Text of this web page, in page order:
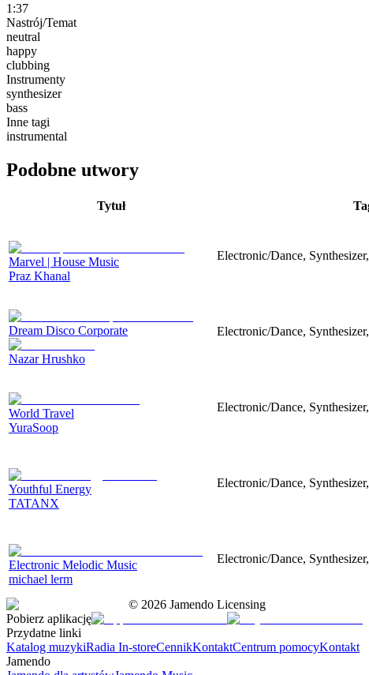
1:37
Nastrój/Temat
neutral
happy
clubbing
Instrumenty
synthesizer
bass
Inne tagi
instrumental
Podobne utwory
Tytuł
Marvel | House Music
Praz Khanal
Electronic/Dance,
Dream Disco Corporate
Nazar Hrushko
Electronic/Dance,
World Travel
YuraSoop
Electronic/Dance,
Youthful Energy
TATANX
Electronic/Dance,
Electronic Melodic Music
michael lerm
Electronic/Dance,
© 2026 Jamendo Licensing
Pobierz aplikację
Przydatne linki
Katalog muzykiRadia In-storeCennikKontaktCentrum pomocyKontakt
Jamendo